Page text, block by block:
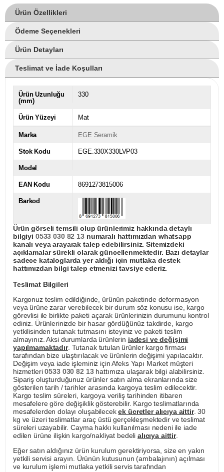
Ürün Özellikleri
Ödeme Seçenekleri
Ürün Detayları
Teslimat ve İade Koşulları
Ürün Uzunluğu
(mm)
330
Ürün Yüzeyi Mat
Marka EGE Seramik
Stok Kodu EGE.330X330LVP03
Model
EAN Kodu 8691273815006
Barkod
Ürün görseli temsili olup ürünlerimiz hakkında detaylı
bilgiyi 0533 030 82 13numaralı hattımızdan whatsapp
kanalı veya arayarak talep edebilirsiniz. Sitemizdeki
açıklamalar sürekli olarak güncellenmektedir. Bazı detaylar
sadece kataloglarda yer aldığı için mutlaka destek
hattımızdan bilgi talep etmenizi tavsiye ederiz.
Teslimat Bilgileri
Kargonuz teslim edildiğinde, ürünün paketinde deformasyon
veya ürüne zarar verebilecek bir durum söz konusu ise, kargo
görevlisi ile birlikte paketi açarak ürünlerinizin durumunu kontrol
ediniz. Ürünlerinizde bir hasar gördüğünüz takdirde, kargo
yetkilisinden tutanak tutmasını isteyiniz ve paketi teslim
almayınız. Aksi durumlarda ürünlerin iadesi ve değişimi
yapılmamaktadır. Tutanak tutulan ürünler kargo firması
tarafından bize ulaştırılacak ve ürünlerin değişimi yapılacaktır.
Değişim veya iade işleminiz için Afeks Yapı Market müşteri
hizmetleri0533 030 82 13hattımıza ulaşarak bilgi alabilirsiniz.
Sipariş oluşturduğunuz ürünler satın alma ekranlarında size
gösterilen tarih / tarihler arasında kargoya teslim edilecektir.
Kargo teslim süreleri, kargoya veriliş tarihinden itibaren
mesafelere göre değişiklik gösterebilir. Kargo teslimatlarında
mesafelerden dolayı oluşabilecekek ücretler alıcıya aittir. 30
kg ve üzeri teslimatlar araç üstü gerçekleşmektedir ve teslimat
süreleri uzayabilir. Cayma hakkı kullanılması nedeni ile iade
edilen ürüne ilişkin kargo/nakliyat bedeli alıcıya aittir.
Eğer satın aldığınız ürün kurulum gerektiriyorsa, size en yakın
yetkili servisi arayın. Ürünün kutusunun (ambalajının) açılması
ve kurulum işlemi mutlaka yetkili servis tarafından